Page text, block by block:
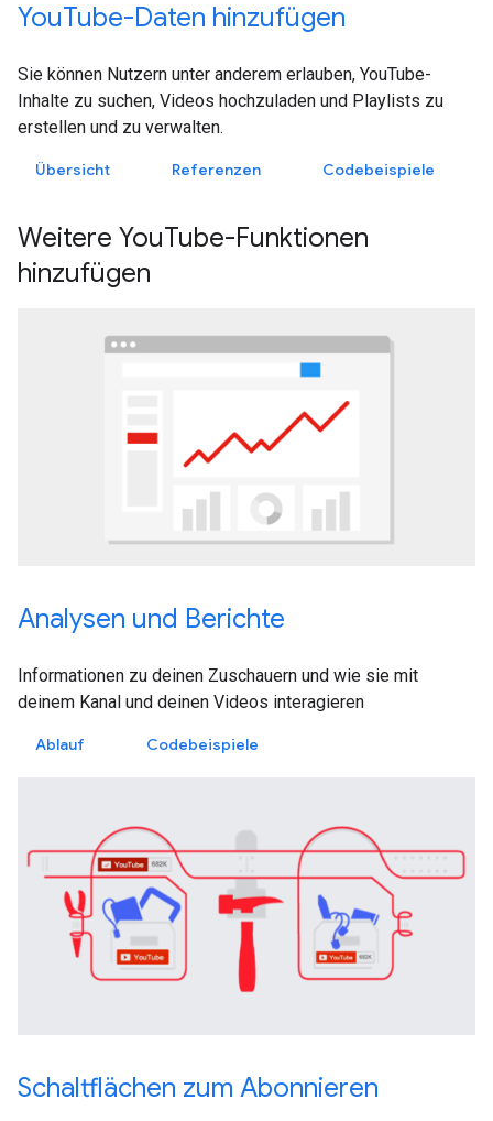
YouTube-Daten hinzufügen
Sie können Nutzern unter anderem erlauben, YouTube-
Inhalte zu suchen, Videos hochzuladen und Playlists zu
erstellen und zu verwalten.
Übersicht Referenzen Codebeispiele
Weitere YouTube-Funktionen
hinzufügen
Analysen und Berichte
Informationen zu deinen Zuschauern und wie sie mit
deinem Kanal und deinen Videos interagieren
Ablauf Codebeispiele
Schaltflächen zum Abonnieren